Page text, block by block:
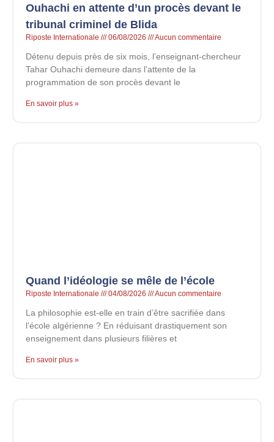
Ouhachi en attente d’un procès devant le
tribunal criminel de Blida
Riposte Internationale 06/08/2026 Aucun commentaire
Détenu depuis près de six mois, l’enseignant-chercheur
Tahar Ouhachi demeure dans l’attente de la
programmation de son procès devant le
En savoir plus »
Quand l’idéologie se mêle de l’école
Riposte Internationale 04/08/2026 Aucun commentaire
La philosophie est-elle en train d’être sacrifiée dans
l’école algérienne ? En réduisant drastiquement son
enseignement dans plusieurs filières et
En savoir plus »